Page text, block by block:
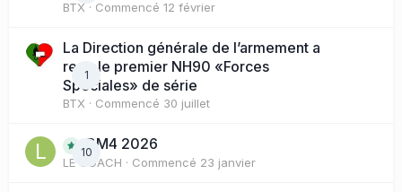
BTX · Commencé 12 février
1
La Direction générale de l’armement a
reçu le premier NH90 «Forces
Spéciales» de série
BTX · Commencé 30 juillet
10BM4 2026
LE COACH · Commencé 23 janvier